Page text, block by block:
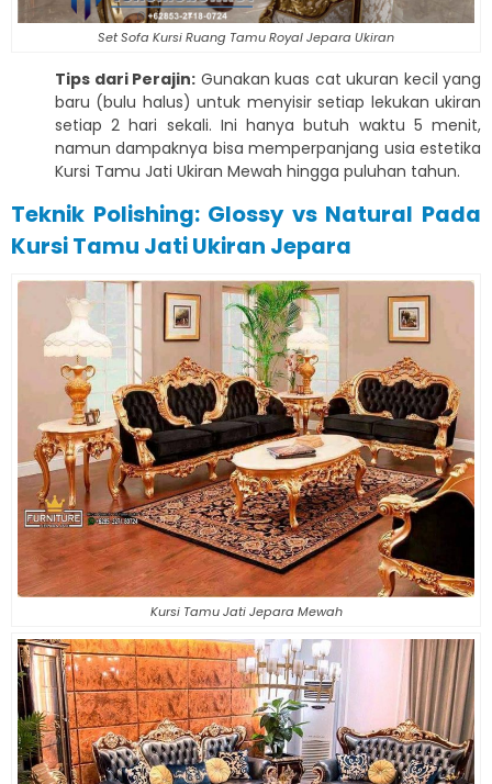
Set Sofa Kursi Ruang Tamu Royal Jepara Ukiran
Tips dari Perajin: Gunakan kuas cat ukuran kecil yang
baru (bulu halus) untuk menyisir setiap lekukan ukiran
setiap 2 hari sekali. Ini hanya butuh waktu 5 menit,
namun dampaknya bisa memperpanjang usia estetika
Kursi Tamu Jati Ukiran Mewah hingga puluhan tahun.
Teknik Polishing: Glossy vs Natural Pada
Kursi Tamu Jati Ukiran Jepara
Kursi Tamu Jati Jepara Mewah